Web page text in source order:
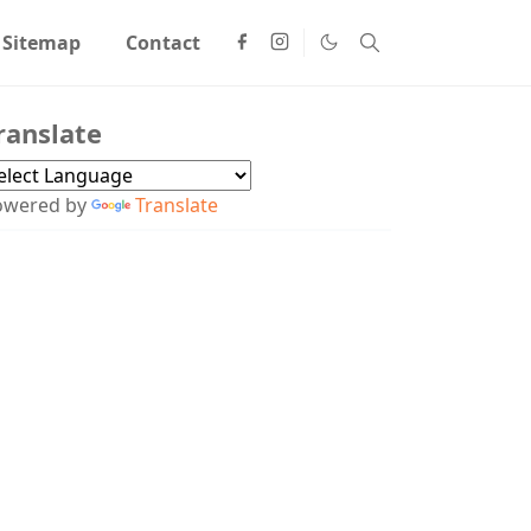
Sitemap Contact
by Translate